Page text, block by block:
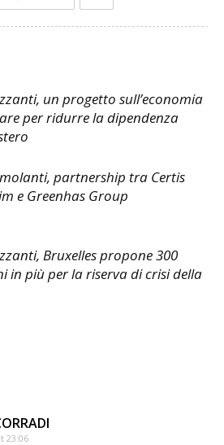
un progetto sull’economia
per ridurre la dipendenza
partnership tra Certis
e Greenhas Group
Bruxelles propone 300
in più per la riserva di crisi della
23:06